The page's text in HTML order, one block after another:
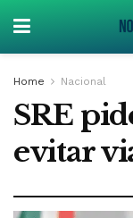
Home Nacional
SRE
evitar